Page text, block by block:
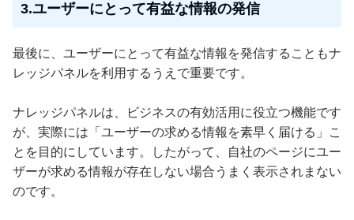
3.ユーザーにとって有益な情報の発信
最後に、ユーザーにとって有益な情報を発信することもナ
レッジパネルを利用するうえで重要です。
ナレッジパネルは、ビジネスの有効活用に役立つ機能です
が、実際には「ユーザーの求める情報を素早く届ける」こ
とを目的にしています。したがって、自社のページにユー
ザーが求める情報が存在しない場合うまく表示されまない
のです。